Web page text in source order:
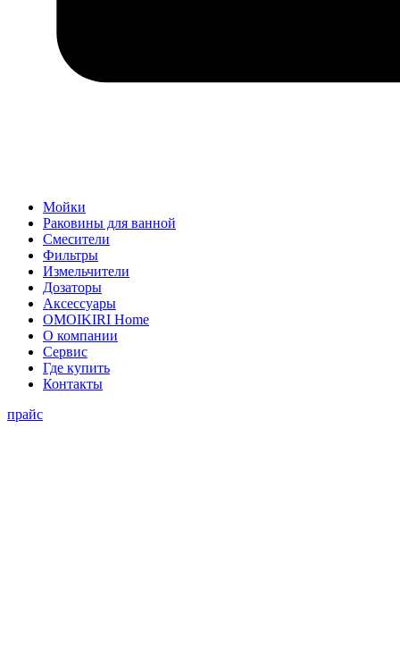
Мойки
Раковины для ванной
Смесители
Фильтры
Измельчители
Дозаторы
Аксессуары
OMOIKIRI Home
О компании
Сервис
Где купить
Контакты
прайс